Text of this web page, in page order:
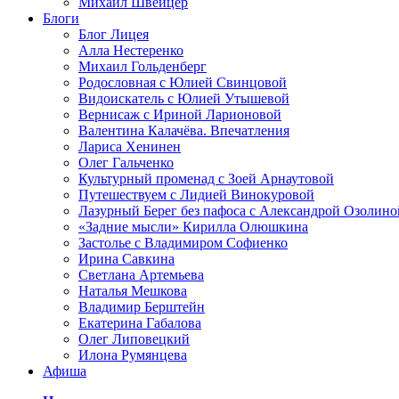
Блоги
Блог Лицея
Алла Нестеренко
Михаил Гольденберг
Родословная с Юлией Свинцовой
Видоискатель с Юлией Утышевой
Вернисаж с Ириной Ларионовой
Валентина Калачёва. Впечатления
Лариса Хенинен
Олег Гальченко
Культурный променад с Зоей Арнаутовой
Путешествуем с Лидией Винокуровой
Лазурный Берег без пафоса с Александрой
«Задние мысли» Кирилла Олюшкина
Застолье с Владимиром Софиенко
Ирина Савкина
Светлана Артемьева
Наталья Мешкова
Владимир Берштейн
Екатерина Габалова
Олег Липовецкий
Илона Румянцева
Афиша